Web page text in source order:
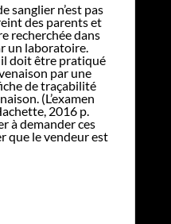
sanglier n’est pas
des parents et
recherchée dans
un laboratoire.
doit être pratiqué
par une
de traçabilité
(L’examen
2016 p.
à demander ces
que le vendeur est